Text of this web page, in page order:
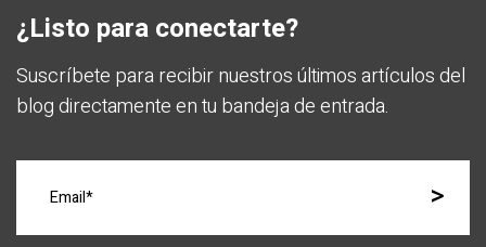
¿Listo para conectarte?
Suscríbete para recibir nuestros últimos artículos del
blog directamente en tu bandeja de entrada.